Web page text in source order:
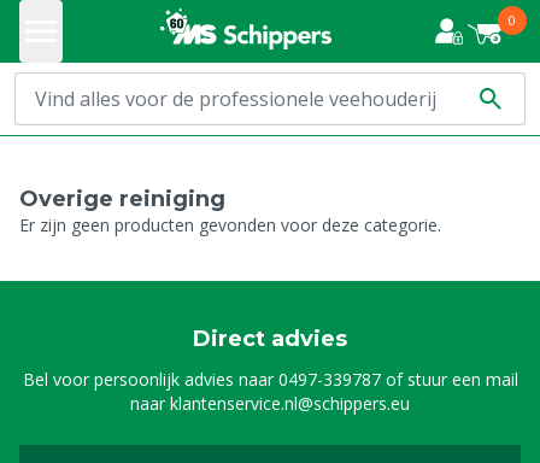
0
Overige reiniging
Er zijn geen producten gevonden voor deze categorie.
Direct advies
Bel voor persoonlijk advies naar0497-339787of stuur een mail
naarklantenservice.nl@schippers.eu